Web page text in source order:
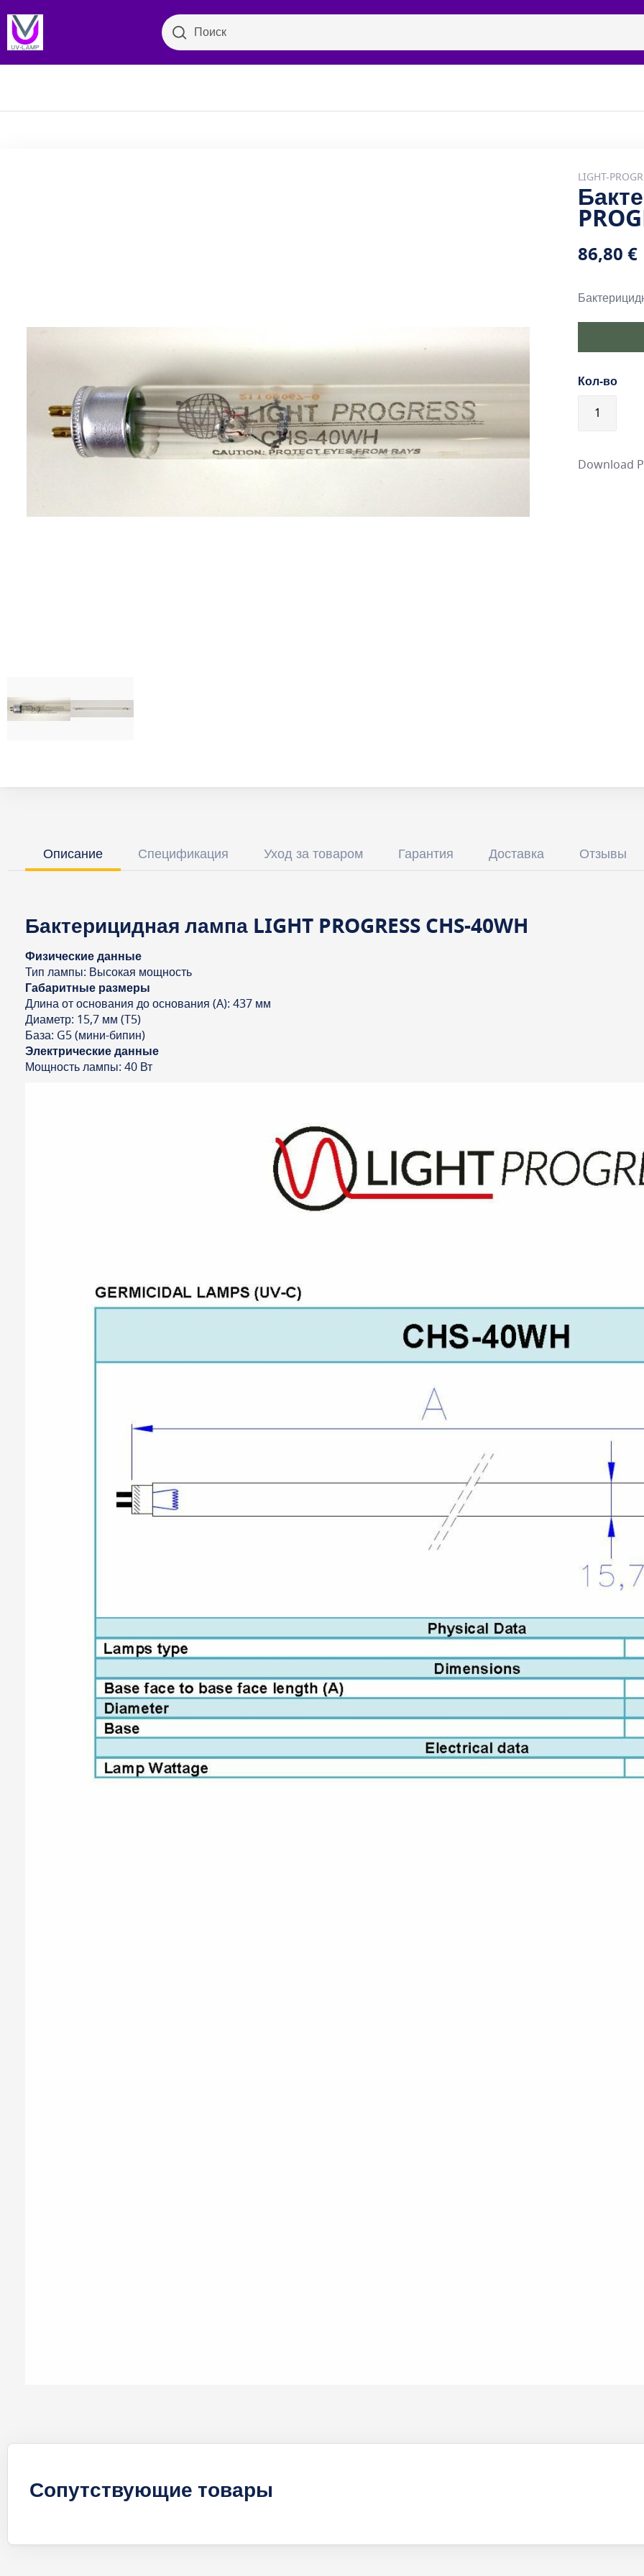
ПоискПоиск
LIGHT-
86,80 €
Кол-во
Download
Описание Спецификация Уход за товаром Гарантия Доставка Отзывы
Бактерицидная лампа LIGHT PROGRESS CHS-40WH
Физические данные
Тип лампы: Высокая мощность
Габаритные размеры
Длина от основания до основания (A): 437 мм
Диаметр: 15,7 мм (T5)
База: G5 (мини-бипин)
Электрические данные
Мощность лампы: 40 Вт
Сопутствующие товары